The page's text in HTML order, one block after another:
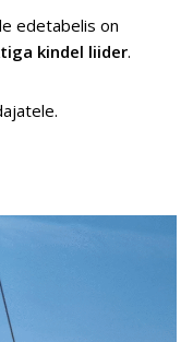
edetabelis on
kindel liider.